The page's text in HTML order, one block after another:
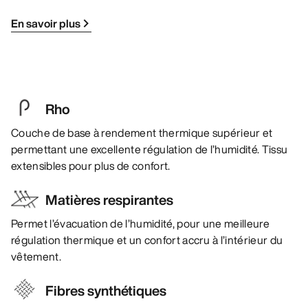
En savoir plus
Rho
Couche de base à rendement thermique supérieur et
permettant une excellente régulation de l’humidité. Tissu
extensibles pour plus de confort.
Matières respirantes
Permet l’évacuation de l’humidité, pour une meilleure
régulation thermique et un confort accru à l’intérieur du
vêtement.
Fibres synthétiques